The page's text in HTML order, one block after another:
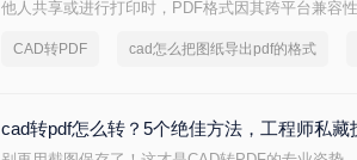
他人共享或进行打印时，PDF格式因其跨平台兼容
CAD转PDF cad怎么把图纸导出pdf的格式
cad转pdf怎么转？5个绝佳方法，工程师私藏